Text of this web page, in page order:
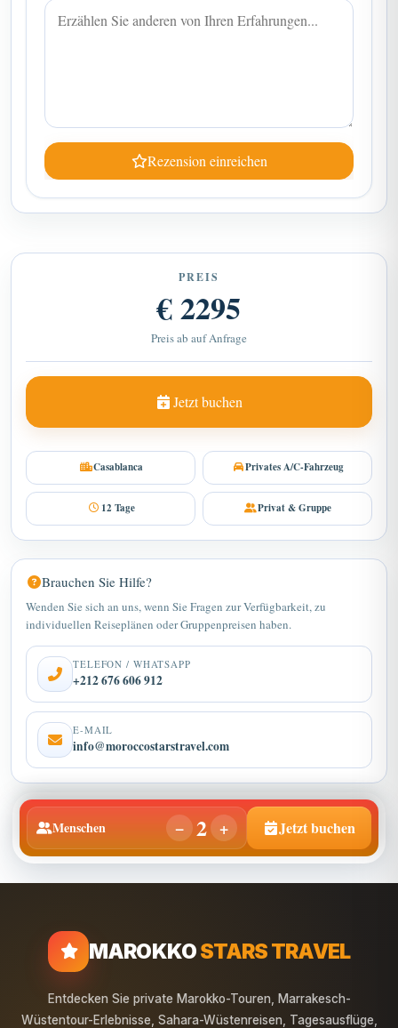
Rezension einreichen
PREIS
€ 2295
Preis ab auf Anfrage
Jetzt buchen
Casablanca Privates A/C-Fahrzeug
12 Tage Privat & Gruppe
Brauchen Sie Hilfe?
Wenden Sie sich an uns, wenn Sie Fragen zur Verfügbarkeit, zu
individuellen Reiseplänen oder Gruppenpreisen haben.
TELEFON / WHATSAPP
+212 676 606 912
E-MAIL
info@moroccostarstravel.com
Menschen − 2 + Jetzt buchen
MAROKKOSTARS TRAVEL
Entdecken Sie private Marokko-Touren, Marrakesch-
Wüstentour-Erlebnisse, Sahara-Wüstenreisen, Tagesausflüge,